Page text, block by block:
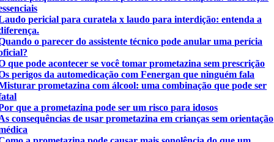
pericial para curatela x laudo para interdição: entenda a
o parecer do assistente técnico pode anular uma perícia
que pode acontecer se você tomar prometazina sem prescrição
perigos da automedicação com Fenergan que ninguém fala
prometazina com álcool: uma combinação que pode ser
que a prometazina pode ser um risco para idosos
consequências de usar prometazina em crianças sem orientação